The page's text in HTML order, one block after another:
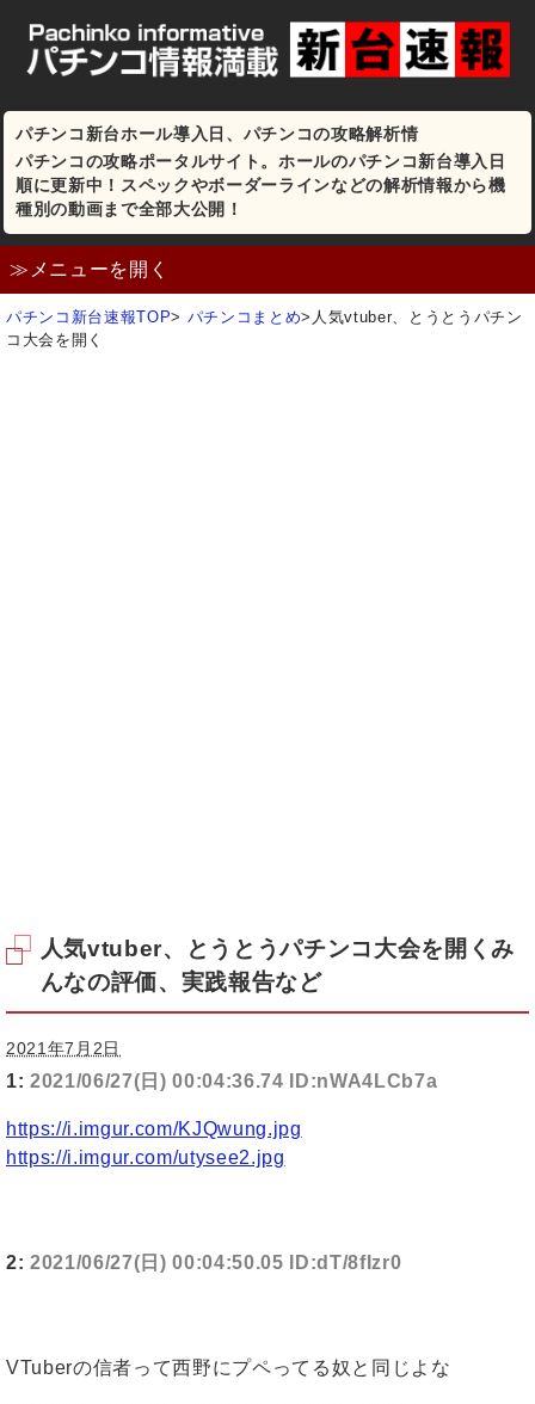
パチンコ新台ホール導入日、パチンコの攻略解析情
パチンコの攻略ポータルサイト。ホールのパチンコ新台導入日
順に更新中！スペックやボーダーラインなどの解析情報から機
種別の動画まで全部大公開！
≫メニューを開く
パチンコ新台速報TOP> パチンコまとめ> 人気vtuber、とうとうパチン
コ大会を開く
人気vtuber、とうとうパチンコ大会を開くみ
んなの評価、実践報告など
2021年7月2日
1: 2021/06/27(日) 00:04:36.74 ID:nWA4LCb7a
https://i.imgur.com/KJQwung.jpg
https://i.imgur.com/utysee2.jpg
2: 2021/06/27(日) 00:04:50.05 ID:dT/8fIzr0
VTuberの信者って西野にプペってる奴と同じよな